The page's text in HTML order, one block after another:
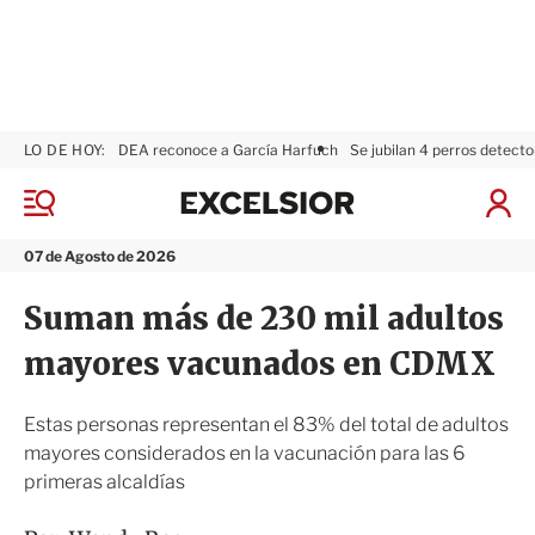
M
n
07 de Agosto de 2026
LO DE HOY: DEA reconoce a García Harfuch Se jubilan 4 perros
I
a
s
x
s
i
r
Suman más de 230 mil adultos
mayores vacunados en CDMX
Estas personas representan el 83% del total de adultos
mayores considerados en la vacunación para las 6
primeras alcaldías